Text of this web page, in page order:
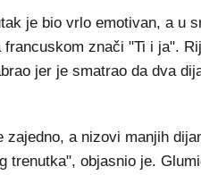
je bio vrlo emotivan, a u
znači "Ti i ja".
jer je smatrao da dva
a nizovi manjih
trenutka", objasnio je.